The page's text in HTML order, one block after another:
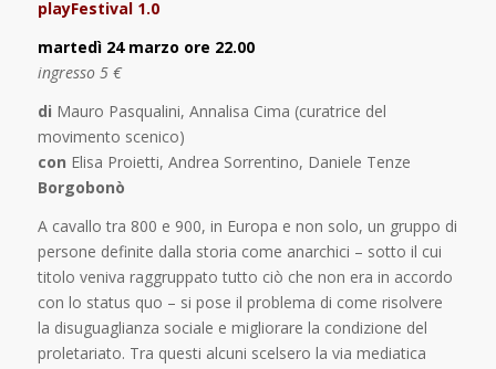
playFestival 1.0
martedì 24 marzo ore 22.00
ingresso 5 €
di Mauro Pasqualini, Annalisa Cima (curatrice del
movimento scenico)
con Elisa Proietti, Andrea Sorrentino, Daniele Tenze
Borgobonò
A cavallo tra 800 e 900, in Europa e non solo, un gruppo di
persone definite dalla storia come anarchici – sotto il cui
titolo veniva raggruppato tutto ciò che non era in accordo
con lo status quo – si pose il problema di come risolvere
la disuguaglianza sociale e migliorare la condizione del
proletariato. Tra questi alcuni scelsero la via mediatica